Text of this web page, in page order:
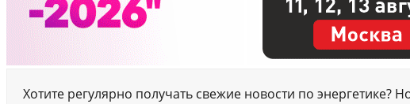
Хотите регулярно получать свежие новости по